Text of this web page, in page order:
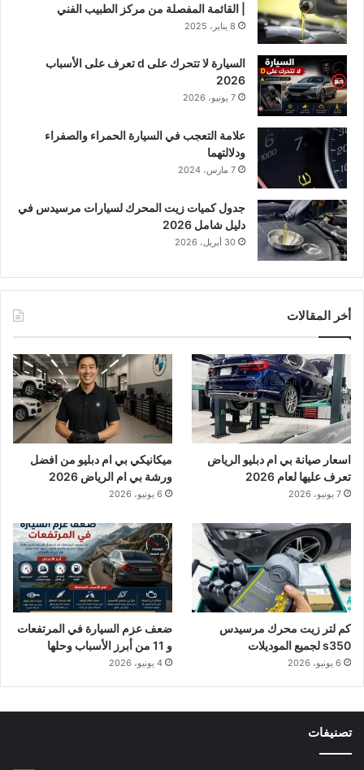
| القائمة المفصلة من مركز الطبيب الفني
8 يناير، 2025
السيارة لا تتحرك على d تعرف على الأسباب
2026
7 يونيو، 2026
علامة التعجب في السيارة الحمراء والصفراء
ودلالتهما
7 مارس، 2024
جدول كميات زيت المحرك لسيارات مرسيدس في
دليل شامل 2026
30 أبريل، 2026
أخر المقالات
اسعار صيانة بي ام دبليو الرياض
تعرف عليها لعام 2026
7 يونيو، 2026
ميكانيكي بي ام دبليو من افضل
ورشة بي ام الرياض 2026
6 يونيو، 2026
كم لتر زيت محرك مرسيدس
s350 لجميع الموديلات
6 يونيو، 2026
ضعف عزم السيارة في المرتفعات
و 11 من أبرز الأسباب وحلها
4 يونيو، 2026
تصنيفات